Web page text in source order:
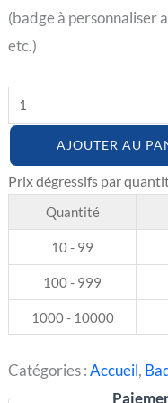
(badge à personnaliser
etc.)
AJOUTER AU
Quantité
10 - 99
100 - 999
1000 - 10000
Catégories :Accueil,